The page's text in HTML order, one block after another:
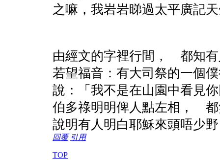
之嘛，我岩岩睇過太平廣記
由經文的字裡行間， 都知
若望福音：有大司祭的一個
說：「我不是在山園中看見
伯多祿明明俾人點左相，
說明有人明白耶穌來頭唔少野
回覆 引用
TOP